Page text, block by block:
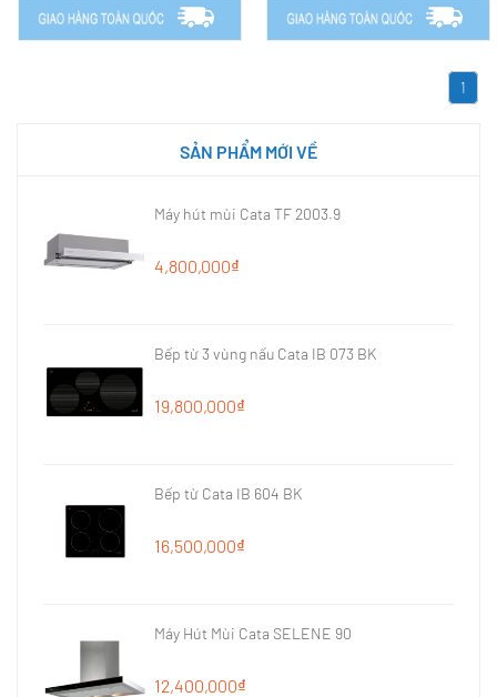
1
SẢN PHẨM MỚI VỀ
Máy hút mùi Cata TF 2003.9
4,800,000₫
Bếp từ 3 vùng nấu Cata IB 073 BK
19,800,000₫
Bếp từ Cata IB 604 BK
16,500,000₫
Máy Hút Mùi Cata SELENE 90
12,400,000₫